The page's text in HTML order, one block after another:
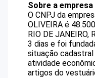
Sobre a empresa
O CNPJ da
OLIVEIRA é
RIO DE JANEIRO,
3 dias e foi
situação cadastral
atividade
artigos do